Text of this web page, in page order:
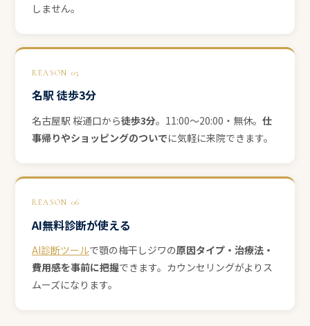
しません。
REASON 05
名駅 徒歩3分
名古屋駅 桜通口から徒歩3分。11:00〜20:00・無休。 仕
事帰りやショッピングのついでに気軽に来院できます。
REASON 06
AI無料診断が使える
AI診断ツールで顎の梅干しジワの原因タイプ・治療法・
費用感を事前に把握できます。カウンセリングがよりス
ムーズになります。